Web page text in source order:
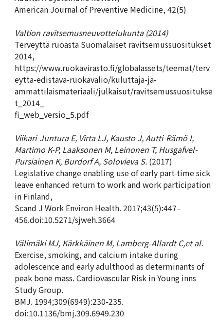
American Journal of Preventive Medicine, 42(5)
Valtion ravitsemusneuvottelukunta (2014)
Terveyttä ruoasta Suomalaiset ravitsemussuositukset
2014,
https://www.ruokavirasto.fi/globalassets/teemat/terv
eytta-edistava-ruokavalio/kuluttaja-ja-
ammattilaismateriaali/julkaisut/ravitsemussuositukse
t_2014_
fi_web_versio_5.pdf
Viikari-Juntura E, Virta LJ, Kausto J, Autti-Rämö I,
Martimo K-P, Laaksonen M, Leinonen T, Husgafvel-
Pursiainen K, Burdorf A, Solovieva S. (2017)
Legislative change enabling use of early part-time sick
leave enhanced return to work and work participation
in Finland,
Scand J Work Environ Health. 2017;43(5):447–
456.doi:10.5271/sjweh.3664
Välimäki MJ, Kärkkäinen M, Lamberg-Allardt C,et al.
Exercise, smoking, and calcium intake during
adolescence and early adulthood as determinants of
peak bone mass. Cardiovascular Risk in Young inns
Study Group.
BMJ. 1994;309(6949):230-235.
doi:10.1136/bmj.309.6949.230